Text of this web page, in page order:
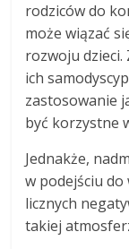
rodziców do
może wiązać
rozwoju dzieci.
ich
zastosowanie
być korzystne
Jednakże,
w podejściu
licznych
takiej